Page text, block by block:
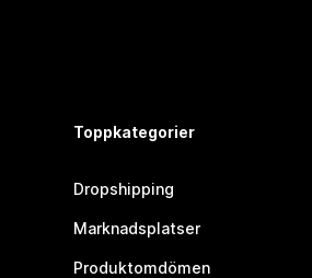
Toppkategorier
Dropshipping
Marknadsplatser
Produktomdömen